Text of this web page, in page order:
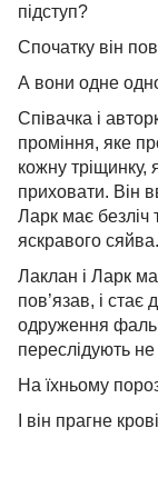
підступ?
Спочатку він
А вони одне
Співачка і
проміння, яке
кожну тріщинку,
приховати. Він
Ларк має безліч
яскравого сяйва.
Лаклан і Ларк
пов’язав, і стає
одруження
переслідують
На їхньому
І він прагне